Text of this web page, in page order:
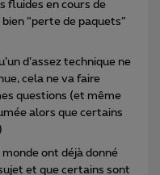
fluides en cours de
“perte de paquets”
d’assez technique ne
cela ne va faire
questions (et même
alors que certains
ont déjà donné
et que certains sont